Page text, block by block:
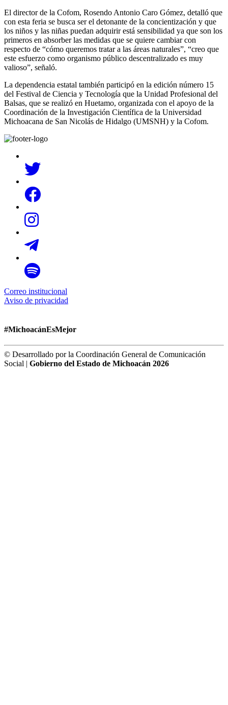
El director de la Cofom, Rosendo Antonio Caro Gómez, detalló que
con esta feria se busca ser el detonante de la concientización y que
los niños y las niñas puedan adquirir está sensibilidad ya que son los
primeros en absorber las medidas que se quiere cambiar con
respecto de “cómo queremos tratar a las áreas naturales”, “creo que
este esfuerzo como organismo público descentralizado es muy
valioso”, señaló.
La dependencia estatal también participó en la edición número 15
del Festival de Ciencia y Tecnología que la Unidad Profesional del
Balsas, que se realizó en Huetamo, organizada con el apoyo de la
Coordinación de la Investigación Científica de la Universidad
Michoacana de San Nicolás de Hidalgo (UMSNH) y la Cofom.
Correo institucional
Aviso de privacidad
#MichoacánEsMejor
© Desarrollado por la Coordinación General de Comunicación
Social | Gobierno del Estado de Michoacán 2026